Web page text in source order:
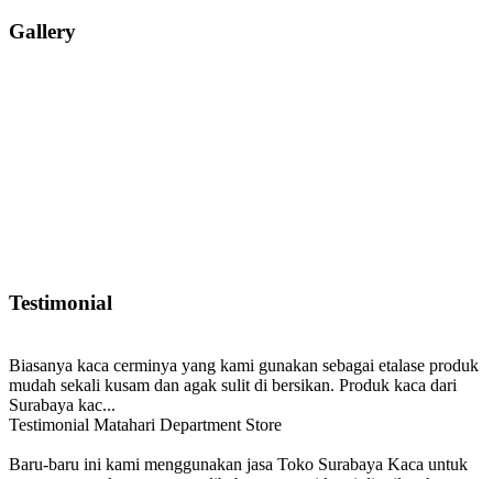
Gallery
Testimonial
Biasanya kaca cerminya yang kami gunakan sebagai etalase produk
mudah sekali kusam dan agak sulit di bersikan. Produk kaca dari
Surabaya kac...
Testimonial Matahari Department Store
Baru-baru ini kami menggunakan jasa Toko Surabaya Kaca untuk